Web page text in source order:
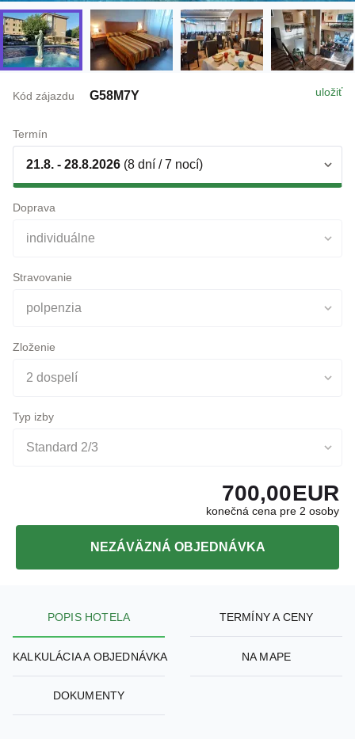
uložiť
Kód zájazdu G58M7Y
Termín
21.8. - 28.8.2026 (8 dní / 7 nocí)
Doprava
individuálne
Stravovanie
polpenzia
Zloženie
2 dospelí
Typ izby
Standard 2/3
konečná cena pre 2 osoby
700,00EUR
NEZÁVÄZNÁ OBJEDNÁVKA
POPIS HOTELA TERMÍNY A CENY
KALKULÁCIA A OBJEDNÁVKA NA MAPE
DOKUMENTY